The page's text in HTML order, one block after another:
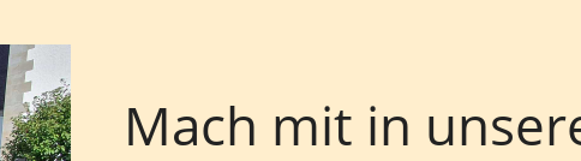
Mach mit in